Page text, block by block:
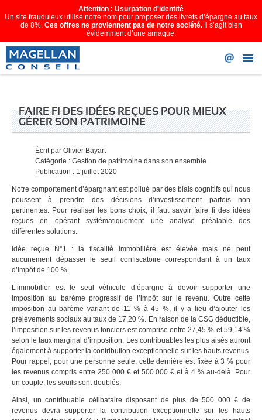
Attention : Usurpation d'identité
Un site frauduleux utilise notre nom pour proposer des livrets d’épargne au taux
de 8%. Ces offres ne proviennent pas de notre société.Il s’agit bien
évidemment d’une arnaque.
FAIRE FI DES IDÉES REÇUES POUR MIEUX
GÉRER SON PATRIMOINE
Écrit par Olivier Bayart
Catégorie : Gestion de patrimoine dans son ensemble
Publication : 1 juillet 2020
Notre comportement d’épargnant est pollué par des biais cognitifs qui nous
poussent à prendre des décisions d’investissement parfois non
pertinentes. Pour réaliser les bons choix, il faut savoir faire fi des idées
reçues en opérant systématiquement une analyse préalable des
différentes solutions.
Idée reçue N°1 : la fiscalité immobilière est élevée mais ne peut
aucunement dépasser le seuil confiscatoire correspondant à un taux
d’impôt de 100 %.
L’immobilier est le seul véhicule d’épargne à devoir supporter une
imposition au barème progressif de l’impôt sur le revenu. Outre cette
imposition au barème variant de 11 % à 45 %, il y a lieu d’ajouter les
prélèvements sociaux au taux de 17,20 %. En raison de la CSG déductible,
l’imposition sur les revenus fonciers est comprise entre 27,45 % et 59,14 %
selon le taux marginal d’imposition. Les contribuables les plus aisés auront
également à supporter la contribution exceptionnelle sur les hauts revenus.
Pour rappel, pour une personne seule, cette dernière est fixée à 3 % pour
les revenus compris entre 250 000 € et 500 000 € et à 4 % au-delà. Pour
un couple, les seuils sont doublés.
Ainsi, un contribuable célibataire disposant de plus de 500 000 € de
revenus devra supporter la contribution exceptionnelle sur les hauts